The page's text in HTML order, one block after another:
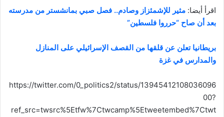
اقرأ أيضا: مثير للإشمئزاز وصادم.. فصل صبي بمانشستر من مدرسته
بعد أن صاح “حرروا فلسطين”
بريطانيا تعلن عن قلقها من القصف الإسرائيلي على المنازل
والمدارس في غزة
https://twitter.com/0_politics2/status/13945412108036096
00?
ref_src=twsrc%5Etfw%7Ctwcamp%5Etweetembed%7Ctwt